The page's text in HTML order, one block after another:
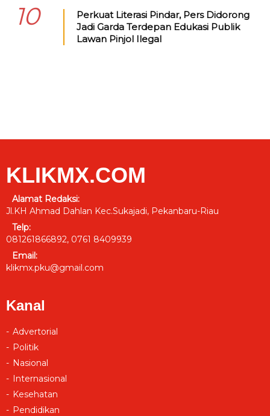
10
Perkuat Literasi Pindar, Pers Didorong
Jadi Garda Terdepan Edukasi Publik
Lawan Pinjol Ilegal
KLIKMX.COM
Alamat Redaksi:
Jl.KH Ahmad Dahlan Kec.Sukajadi, Pekanbaru-Riau
Telp:
081261866892, 0761 8409939
Email:
klikmx.pku@gmail.com
Kanal
Advertorial
Politik
Nasional
Internasional
Kesehatan
Pendidikan